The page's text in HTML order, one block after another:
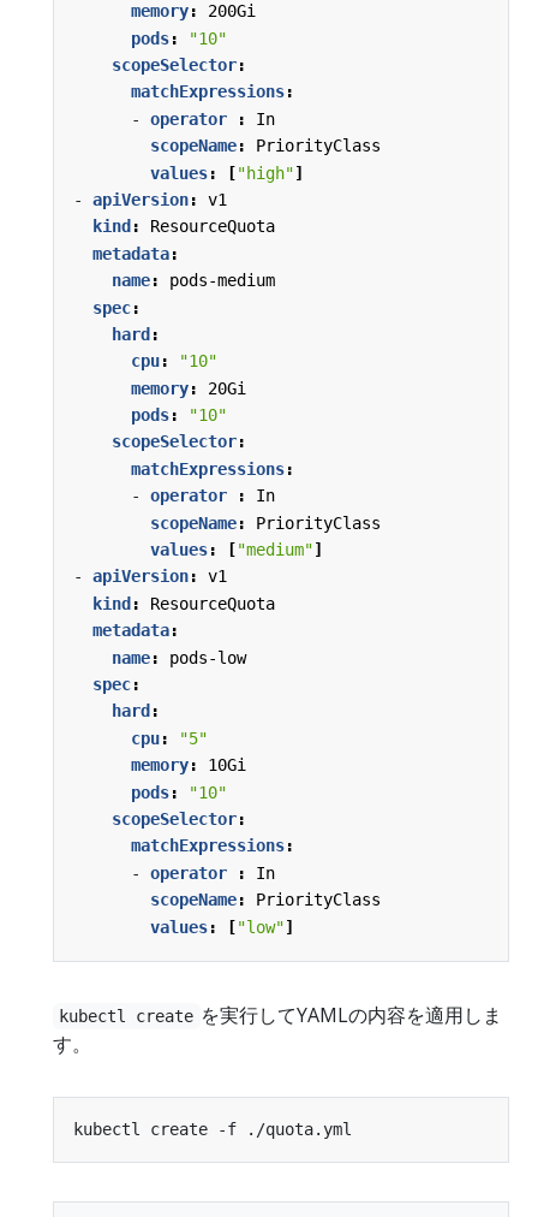
memory:
200Gi
pods:
"10"
scopeSelector:
matchExpressions:
- operator :
In
scopeName:
PriorityClass
values: ["high"]
- apiVersion:
v1
kind :
ResourceQuota
metadata:
name:
pods-medium
spec:
hard :
cpu:
"10"
memory:
20Gi
pods:
"10"
scopeSelector:
matchExpressions:
- operator :
In
scopeName:
PriorityClass
values: ["medium"]
- apiVersion:
v1
kind :
ResourceQuota
metadata:
name:
pods-low
spec:
hard :
cpu:
"5"
memory:
10Gi
pods:
"10"
scopeSelector:
matchExpressions:
- operator :
In
scopeName:
PriorityClass
values: ["low"]
kubectl create を実行してYAMLの内容を適用しま
す。